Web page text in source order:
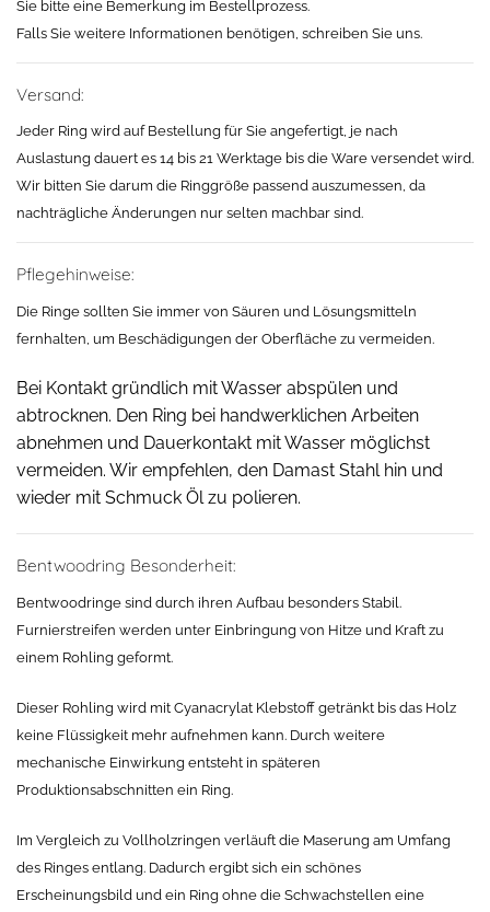
Sie bitte eine Bemerkung im Bestellprozess.
Falls Sie weitere Informationen benötigen, schreiben Sie uns.
Versand:
Jeder Ring wird auf Bestellung für Sie angefertigt, je nach
Auslastung dauert es 14 bis 21 Werktage bis die Ware versendet wird.
Wir bitten Sie darum die Ringgröße passend auszumessen, da
nachträgliche Änderungen nur selten machbar sind.
Pflegehinweise:
Die Ringe sollten Sie immer von Säuren und Lösungsmitteln
fernhalten, um Beschädigungen der Oberfläche zu vermeiden.
Bei Kontakt gründlich mit Wasser abspülen und
abtrocknen. Den Ring bei handwerklichen Arbeiten
abnehmen und Dauerkontakt mit Wasser möglichst
vermeiden. Wir empfehlen, den Damast Stahl hin und
wieder mit Schmuck Öl zu polieren.
Bentwoodring Besonderheit:
Bentwoodringe sind durch ihren Aufbau besonders Stabil.
Furnierstreifen werden unter Einbringung von Hitze und Kraft zu
einem Rohling geformt.
Dieser Rohling wird mit Cyanacrylat Klebstoff getränkt bis das Holz
keine Flüssigkeit mehr aufnehmen kann. Durch weitere
mechanische Einwirkung entsteht in späteren
Produktionsabschnitten ein Ring.
Im Vergleich zu Vollholzringen verläuft die Maserung am Umfang
des Ringes entlang. Dadurch ergibt sich ein schönes
Erscheinungsbild und ein Ring ohne die Schwachstellen eine